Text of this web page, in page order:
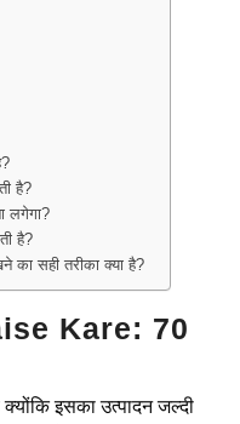
है?
लगेगा?
है?
सही तरीका क्या है?
Kare: 70
इसका उत्पादन जल्दी